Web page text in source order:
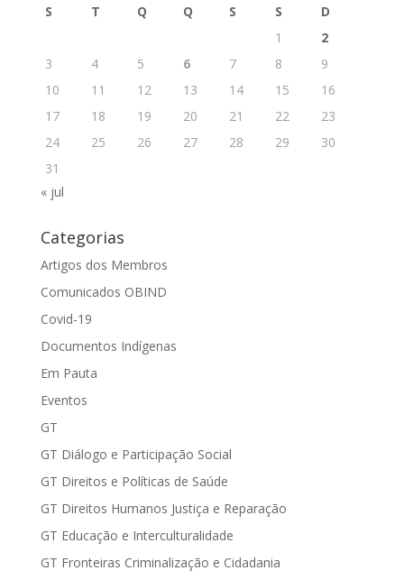
S T Q Q S S
D
1
2
3
4 5 6 7 8
9
10
11 12 13 14 15
16
17
18 19 20 21 22
23
24
25 26 27 28 29
30
31
« jul
Categorias
Artigos dos Membros
Comunicados OBIND
Covid-19
Documentos Indígenas
Em Pauta
Eventos
GT
GT Diálogo e Participação Social
GT Direitos e Políticas de Saúde
GT Direitos Humanos Justiça e Reparação
GT Educação e Interculturalidade
GT Fronteiras Criminalização e Cidadania